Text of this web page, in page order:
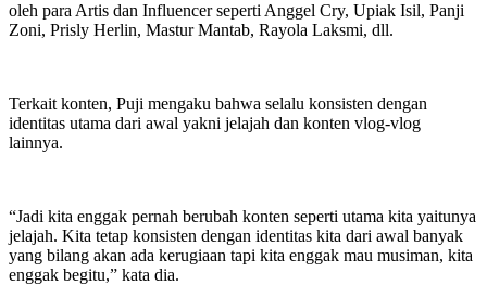
oleh para Artis dan Influencer seperti Anggel Cry, Upiak Isil, Panji
Zoni, Prisly Herlin, Mastur Mantab, Rayola Laksmi, dll.
Terkait konten, Puji mengaku bahwa selalu konsisten dengan
identitas utama dari awal yakni jelajah dan konten vlog-vlog
lainnya.
“Jadi kita enggak pernah berubah konten seperti utama kita yaitunya
jelajah. Kita tetap konsisten dengan identitas kita dari awal banyak
yang bilang akan ada kerugiaan tapi kita enggak mau musiman, kita
enggak begitu,” kata dia.